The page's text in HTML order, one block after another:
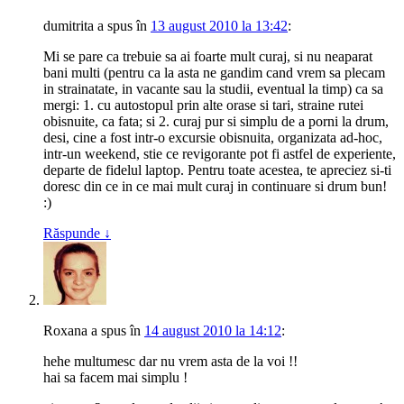
dumitrita a spusîn 13 august 2010 la 13:42:
Mi se pare ca trebuie sa ai foarte mult curaj, si nu neaparat
bani multi (pentru ca la asta ne gandim cand vrem sa plecam
in strainatate, in vacante sau la studii, eventual la timp) ca sa
mergi: 1. cu autostopul prin alte orase si tari, straine rutei
obisnuite, ca fata; si 2. curaj pur si simplu de a porni la drum,
desi, cine a fost intr-o excursie obisnuita, organizata ad-hoc,
intr-un weekend, stie ce revigorante pot fi astfel de experiente,
departe de fidelul laptop. Pentru toate acestea, te apreciez si-ti
doresc din ce in ce mai mult curaj in continuare si drum bun!
:)
Răspunde ↓
Roxana a spusîn 14 august 2010 la 14:12:
hehe multumesc dar nu vrem asta de la voi !!
hai sa facem mai simplu !